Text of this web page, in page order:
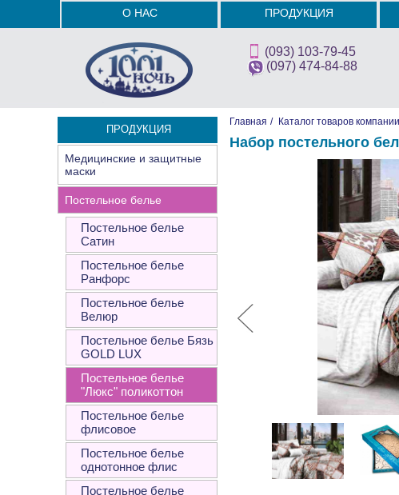
О НАС ПРОДУКЦИЯ
(093) 103-79-45
(097) 474-84-88
ПРОДУКЦИЯ
Медицинские и защитные
маски
Постельное белье
Постельное белье
Сатин
Постельное белье
Ранфорс
Постельное белье
Велюр
Постельное белье Бязь
GOLD LUX
Постельное белье
"Люкс" поликоттон
Постельное белье
флисовое
Постельное белье
однотонное флис
Постельное белье
Главная / Каталог товаров
Набор постельного